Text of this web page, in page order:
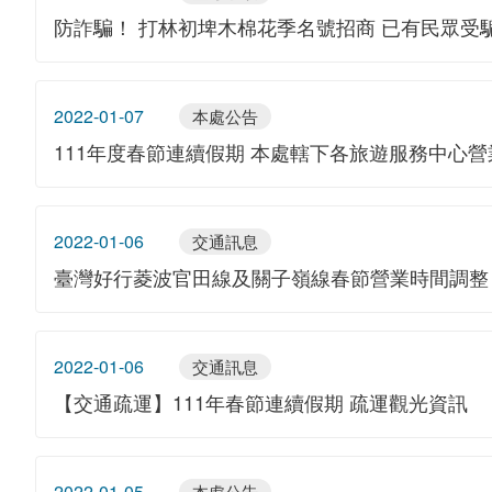
防詐騙！ 打林初埤木棉花季名號招商 已有民眾受
2022-01-07 本處公告
111年度春節連續假期 本處轄下各旅遊服務中心
2022-01-06 交通訊息
臺灣好行菱波官田線及關子嶺線春節營業時間調整
2022-01-06 交通訊息
【交通疏運】111年春節連續假期 疏運觀光資訊